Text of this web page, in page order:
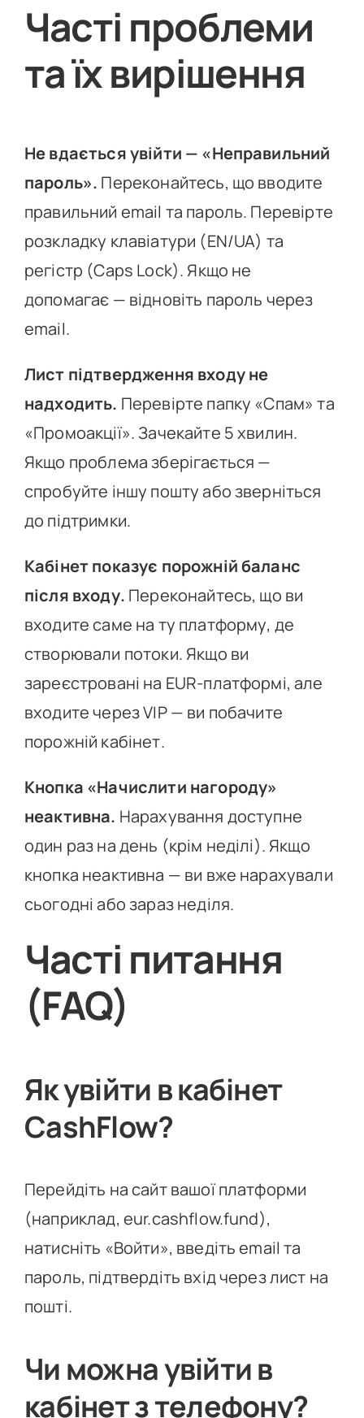
Часті проблеми
та їх вирішення
Не вдається увійти — «Неправильний
пароль». Переконайтесь, що вводите
правильний email та пароль. Перевірте
розкладку клавіатури (EN/UA) та
регістр (Caps Lock). Якщо не
допомагає — відновіть пароль через
email.
Лист підтвердження входу не
надходить. Перевірте папку «Спам» та
«Промоакції». Зачекайте 5 хвилин.
Якщо проблема зберігається —
спробуйте іншу пошту або зверніться
до підтримки.
Кабінет показує порожній баланс
після входу. Переконайтесь, що ви
входите саме на ту платформу, де
створювали потоки. Якщо ви
зареєстровані на EUR-платформі, але
входите через VIP — ви побачите
порожній кабінет.
Кнопка «Начислити нагороду»
неактивна. Нарахування доступне
один раз на день (крім неділі). Якщо
кнопка неактивна — ви вже нарахували
сьогодні або зараз неділя.
Часті питання
(FAQ)
Як увійти в кабінет
CashFlow?
Перейдіть на сайт вашої платформи
(наприклад, eur.cashflow.fund),
натисніть «Войти», введіть email та
пароль, підтвердіть вхід через лист на
пошті.
Чи можна увійти в
кабінет з телефону?